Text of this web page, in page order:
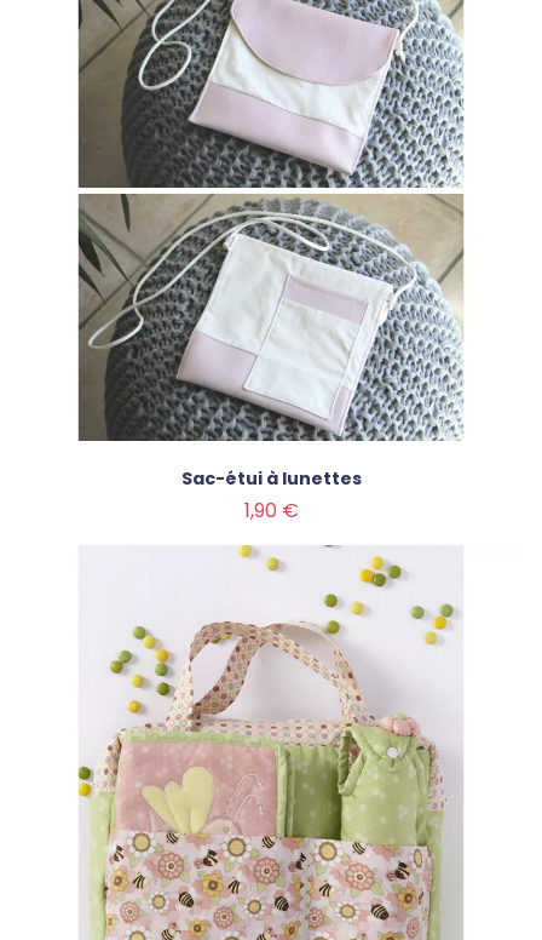
Sac-étui à lunettes
1,90 €